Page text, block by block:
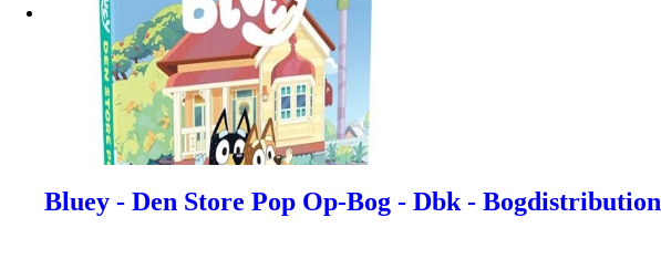
Bluey - Den Store Pop Op-Bog - Dbk - Bogdistribution